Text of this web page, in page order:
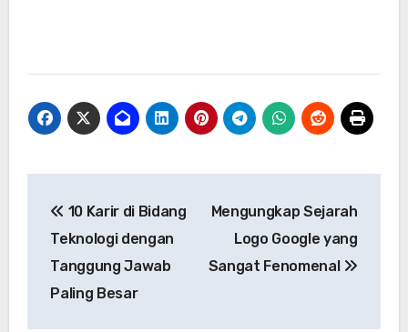
pos
10 Karir di Bidang
Teknologi dengan
Tanggung Jawab
Paling Besar
Mengungkap Sejarah
Logo Google yang
Sangat Fenomenal